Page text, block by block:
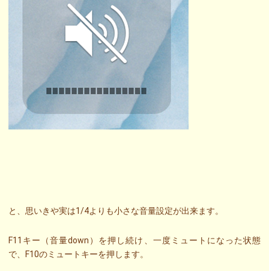
と、思いきや実は1/4よりも小さな音量設定が出来ます。
F11キー（音量down）を押し続け、一度ミュートになった状態
で、F10のミュートキーを押します。